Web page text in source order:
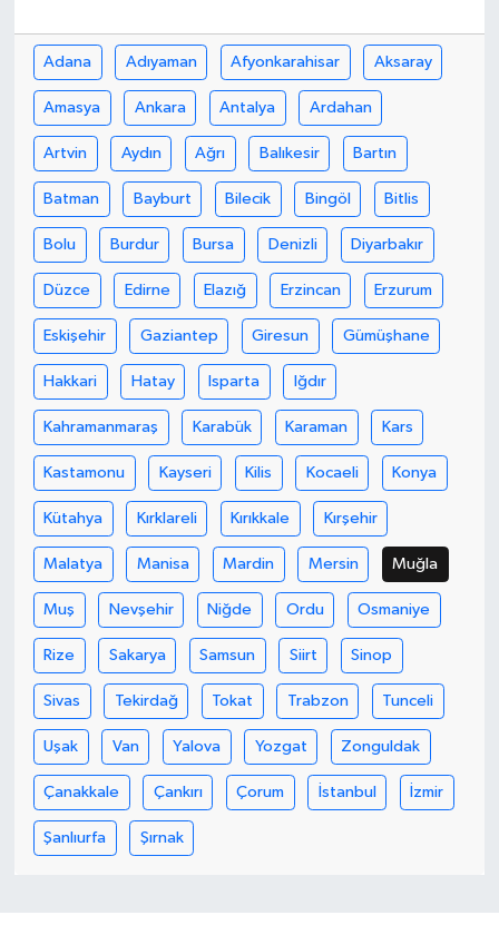
Adana Adıyaman Afyonkarahisar Aksaray
Amasya Ankara Antalya Ardahan
Artvin Aydın Ağrı Balıkesir Bartın
Batman Bayburt Bilecik Bingöl Bitlis
Bolu Burdur Bursa Denizli Diyarbakır
Düzce Edirne Elazığ Erzincan Erzurum
Eskişehir Gaziantep Giresun Gümüşhane
Hakkari Hatay Isparta Iğdır
Kahramanmaraş Karabük Karaman Kars
Kastamonu Kayseri Kilis Kocaeli Konya
Kütahya Kırklareli Kırıkkale Kırşehir
Malatya Manisa Mardin Mersin Muğla
Muş Nevşehir Niğde Ordu Osmaniye
Rize Sakarya Samsun Siirt Sinop
Sivas Tekirdağ Tokat Trabzon Tunceli
Uşak Van Yalova Yozgat Zonguldak
Çanakkale Çankırı Çorum İstanbul İzmir
Şanlıurfa Şırnak
Bilim, Teknoloji